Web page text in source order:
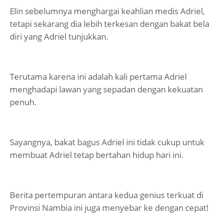
Elin sebelumnya menghargai keahlian medis Adriel,
tetapi sekarang dia lebih terkesan dengan bakat bela
diri yang Adriel tunjukkan.
Terutama karena ini adalah kali pertama Adriel
menghadapi lawan yang sepadan dengan kekuatan
penuh.
Sayangnya, bakat bagus Adriel ini tidak cukup untuk
membuat Adriel tetap bertahan hidup hari ini.
Berita pertempuran antara kedua genius terkuat di
Provinsi Nambia ini juga menyebar ke dengan cepat!